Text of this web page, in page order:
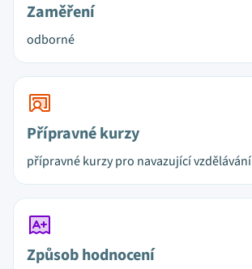
Zaměření
odborné
Přípravné kurzy
přípravné kurzy pro navazující vzdělávání
Způsob hodnocení